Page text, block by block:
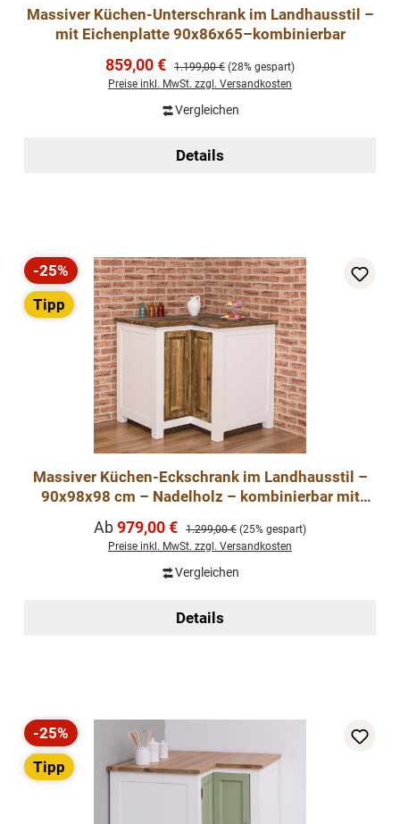
Massiver Küchen-Unterschrank im Landhausstil –
mit Eichenplatte 90x86x65–kombinierbar
Verkaufspreis:
859,00 € Regulärer Preis:
1.199,00 € (28% gespart)
Preise inkl. MwSt. zzgl. Versandkosten
Vergleichen
Details
Rabatt
-25%
Tipp
Massiver Küchen-Eckschrank im Landhausstil –
90x98x98 cm – Nadelholz – kombinierbar mit
Verkaufspreis:
Ab979,00 € Regulärer Preis:
1.299,00 € (25% gespart)
Preise inkl. MwSt. zzgl. Versandkosten
Vergleichen
Details
Rabatt
-25%
Tipp